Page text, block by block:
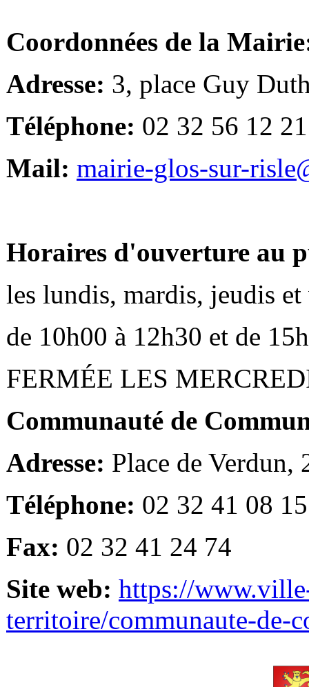
Coordonnées de la
Adresse: 3, place Guy
Téléphone: 02 32 56 12 21
Mail: mairie-glos-sur-
Horaires d'ouverture au
les lundis, mardis, jeudis et
de 10h00 à 12h30 et de
FERMÉE LES
Communauté de
Adresse: Place de Verdun,
Téléphone: 02 32 41 08 15
Fax: 02 32 41 24 74
Site web: https://
territoire/communaute-de-